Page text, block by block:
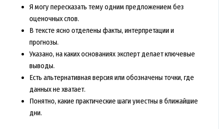
Я могу пересказать тему одним предложением без
оценочных слов.
В тексте ясно отделены факты, интерпретации и
прогнозы.
Указано, на каких основаниях эксперт делает ключевые
выводы.
Есть альтернативная версия или обозначены точки, где
данных не хватает.
Понятно, какие практические шаги уместны в ближайшие
дни.